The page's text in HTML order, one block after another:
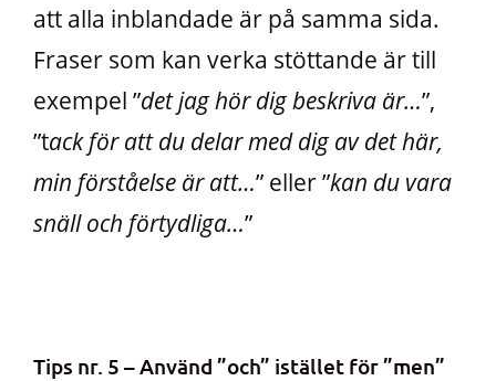
att alla inblandade är på samma sida.
Fraser som kan verka stöttande är till
exempel ”det jag hör dig beskriva är…”,
”tack för att du delar med dig av det här,
min förståelse är att…” eller ”kan du vara
snäll och förtydliga…”
Tips nr. 5 – Använd ”och” istället för ”men”